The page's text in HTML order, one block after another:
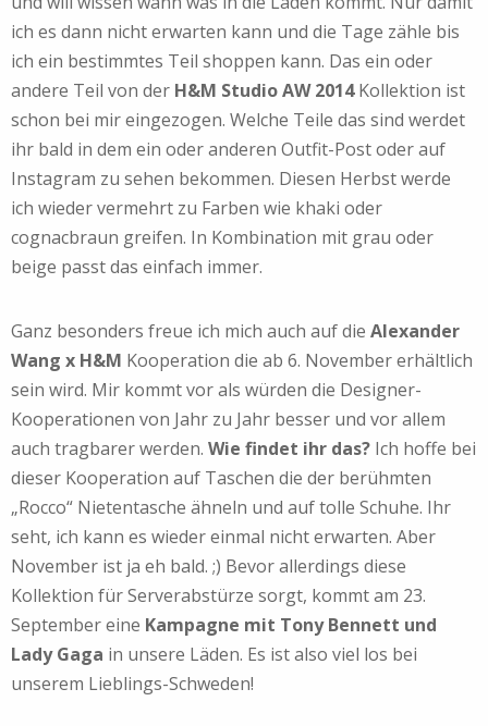
ich es dann nicht erwarten kann und die Tage zähle bis
ich ein bestimmtes Teil shoppen kann. Das ein oder
andere Teil von der H&M Studio AW 2014Kollektion ist
schon bei mir eingezogen. Welche Teile das sind werdet
ihr bald in dem ein oder anderen Outfit-Post oder auf
Instagram zu sehen bekommen. Diesen Herbst werde
ich wieder vermehrt zu Farben wie khaki oder
cognacbraun greifen. In Kombination mit grau oder
beige passt das einfach immer.
Ganz besonders freue ich mich auch auf die Alexander
Wang x H&M Kooperation die ab 6. November erhältlich
sein wird. Mir kommt vor als würden die Designer-
Kooperationen von Jahr zu Jahr besser und vor allem
auch tragbarer werden. Wie findet ihr das? Ich hoffe bei
dieser Kooperation auf Taschen die der berühmten
„Rocco“ Nietentasche ähneln und auf tolle Schuhe. Ihr
seht, ich kann es wieder einmal nicht erwarten. Aber
November ist ja eh bald. ;) Bevor allerdings diese
Kollektion für Serverabstürze sorgt, kommt am 23.
September eine Kampagne mit Tony Bennett und
Lady Gaga in unsere Läden. Es ist also viel los bei
unserem Lieblings-Schweden!